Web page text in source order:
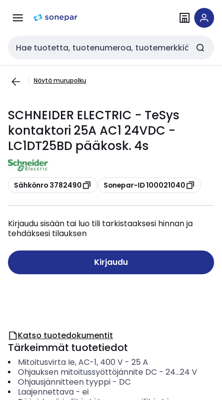
navigointiinsisältöön
Haku
Näytä murupolku
SCHNEIDER ELECTRIC - TeSys
kontaktori 25A AC1 24VDC -
LC1DT25BD pääkosk. 4s
Kopioi
Sähkönro 3782490 Kopioi
Sonepar-ID 100021040
Kirjaudu sisään tai luo tili tarkistaaksesi hinnan ja
tehdäksesi tilauksen
Kirjaudu
Katso tuotedokumentit
Tärkeimmät tuotetiedot
Mitoitusvirta Ie, AC-1, 400 V- 25 A
Ohjauksen mitoitussyöttöjännite DC - 24...24 V
Ohjausjännitteen tyyppi- DC
Laajennettava- ei